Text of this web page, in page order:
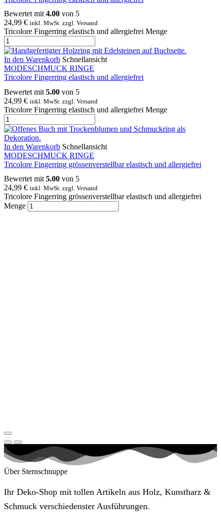
Bewertet mit 4.00 von 5
24,99 € inkl. MwSt. zzgl. Versand
Tricolore Fingerring elastisch und allergiefrei Menge
In den Warenkorb Schnellansicht
MODESCHMUCK RINGE
Tricolore Fingerring elastisch und allergiefrei
Bewertet mit 5.00 von 5
24,99 € inkl. MwSt. zzgl. Versand
Tricolore Fingerring elastisch und allergiefrei Menge
In den Warenkorb Schnellansicht
MODESCHMUCK RINGE
Tricolore Fingerring grössenverstellbar elastisch und allergiefrei
Bewertet mit 5.00 von 5
24,99 € inkl. MwSt. zzgl. Versand
Tricolore Fingerring grössenverstellbar elastisch und allergiefrei
Menge
Über Sternschnuppe
Ihr Deko-Shop mit tollen Artikeln aus Holz, Kunstharz &
Schmuck verschiedenster Ausführungen.